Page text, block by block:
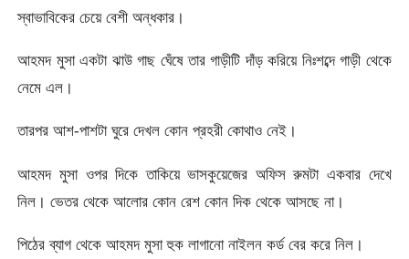
স্বাভাবিকের চেয়ে বেশী অন্ধকার।
আহমদ মুসা একটা ঝাউ গাছ ঘেঁষে তার গাড়ীটি দাঁড় করিয়ে নিঃশব্দে গাড়ী থেকে
নেমে এল।
তারপর আশ-পাশটা ঘুরে দেখল কোন প্রহরী কোথাও নেই।
আহমদ মুসা ওপর দিকে তাকিয়ে ভাসকুয়েজের অফিস রুমটা একবার দেখে
নিল। ভেতর থেকে আলোর কোন রেশ কোন দিক থেকে আসছে না।
পিঠের ব্যাগ থেকে আহমদ মুসা হুক লাগানো নাইলন কর্ড বের করে নিল।